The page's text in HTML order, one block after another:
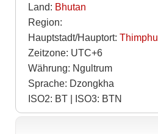
Land: Bhutan
Region:
Hauptstadt/Hauptort: Thimphu
Zeitzone: UTC+6
Währung: Ngultrum
Sprache: Dzongkha
ISO2: BT | ISO3: BTN